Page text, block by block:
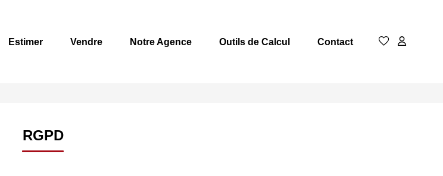
Estimer Vendre Notre Agence Outils de Calcul Contact
RGPD